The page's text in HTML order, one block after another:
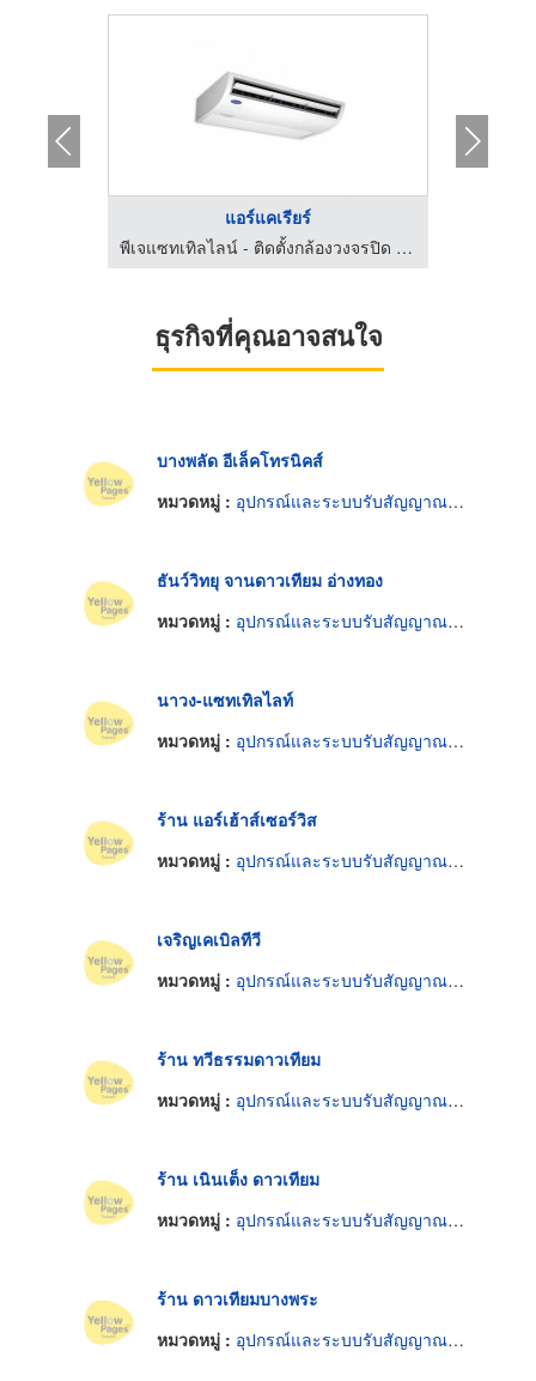
แอร์แคเรียร์
พีเจแซทเทิลไลน์ - ติดตั้งกล้องวงจรปิด จานดาวเทียม กรุงเทพกรีฑา
ธุรกิจที่คุณอาจสนใจ
บางพลัด อีเล็คโทรนิคส์
หมวดหมู่ : อุปกรณ์และระบบรับสัญญาณดาวเทียม
ธันว์วิทยุ จานดาวเทียม อ่างทอง
หมวดหมู่ : อุปกรณ์และระบบรับสัญญาณดาวเทียม
นาวง-แซทเทิลไลท์
หมวดหมู่ : อุปกรณ์และระบบรับสัญญาณดาวเทียม
ร้าน แอร์เฮ้าส์เซอร์วิส
หมวดหมู่ : อุปกรณ์และระบบรับสัญญาณดาวเทียม
เจริญเคเบิลทีวี
หมวดหมู่ : อุปกรณ์และระบบรับสัญญาณดาวเทียม
ร้าน ทวีธรรมดาวเทียม
หมวดหมู่ : อุปกรณ์และระบบรับสัญญาณดาวเทียม
ร้าน เนินเต็ง ดาวเทียม
หมวดหมู่ : อุปกรณ์และระบบรับสัญญาณดาวเทียม
ร้าน ดาวเทียมบางพระ
หมวดหมู่ : อุปกรณ์และระบบรับสัญญาณดาวเทียม